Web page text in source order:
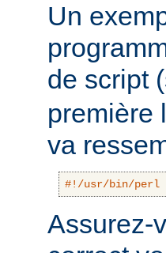
Un
de script
première
va
#!/usr/bin/perl
Assurez-